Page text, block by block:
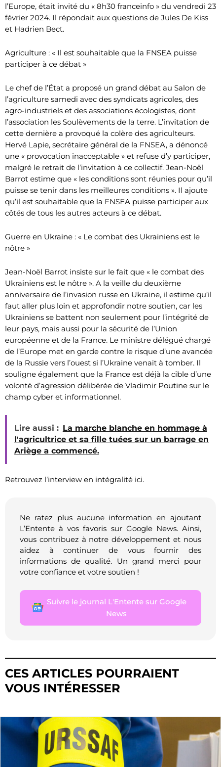
l’Europe, était invité du « 8h30 franceinfo » du vendredi 23
février 2024. Il répondait aux questions de Jules De Kiss
et Hadrien Bect.
Agriculture : « Il est souhaitable que la FNSEA puisse
participer à ce débat »
Le chef de l’État a proposé un grand débat au Salon de
l’agriculture samedi avec des syndicats agricoles, des
agro-industriels et des associations écologistes, dont
l’association les Soulèvements de la terre. L’invitation de
cette dernière a provoqué la colère des agriculteurs.
Hervé Lapie, secrétaire général de la FNSEA, a dénoncé
une « provocation inacceptable » et refuse d’y participer,
malgré le retrait de l’invitation à ce collectif. Jean-Noël
Barrot estime que « les conditions sont réunies pour qu’il
puisse se tenir dans les meilleures conditions ». Il ajoute
qu’il est souhaitable que la FNSEA puisse participer aux
côtés de tous les autres acteurs à ce débat.
Guerre en Ukraine : « Le combat des Ukrainiens est le
nôtre »
Jean-Noël Barrot insiste sur le fait que « le combat des
Ukrainiens est le nôtre ». A la veille du deuxième
anniversaire de l’invasion russe en Ukraine, il estime qu’il
faut aller plus loin et approfondir notre soutien, car les
Ukrainiens se battent non seulement pour l’intégrité de
leur pays, mais aussi pour la sécurité de l’Union
européenne et de la France. Le ministre délégué chargé
de l’Europe met en garde contre le risque d’une avancée
de la Russie vers l’ouest si l’Ukraine venait à tomber. Il
souligne également que la France est déjà la cible d’une
volonté d’agression délibérée de Vladimir Poutine sur le
champ cyber et informationnel.
Lire aussi : La marche blanche en hommage à
l'agricultrice et sa fille tuées sur un barrage en
Ariège a commencé.
Retrouvez l’interview en intégralité ici.
Ne ratez plus aucune information en ajoutant
L’Entente à vos favoris sur Google News. Ainsi,
vous contribuez à notre développement et nous
aidez à continuer de vous fournir des
informations de qualité. Un grand merci pour
votre confiance et votre soutien !
Suivre le journal L'Entente sur Google
News
CES ARTICLES POURRAIENT
VOUS INTÉRESSER